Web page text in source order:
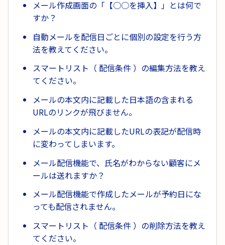
メール作成画面の「【○○を挿入】」とは何で
すか？
自動メールを配信日ごとに個別の設定を行う方
法を教えてください。
スマートリスト（ 配信条件 ）の編集方法を教え
てください。
メールの本文内に記載した日本語の含まれる
URLのリンクが飛びません。
メールの本文内に記載したURLの表記が配信時
に変わってしまいます。
メール配信機能で、氏名がわからない顧客にメ
ールは送れますか？
メール配信機能で作成したメールが予約日にな
っても配信されません。
スマートリスト（ 配信条件 ）の削除方法を教え
てください。